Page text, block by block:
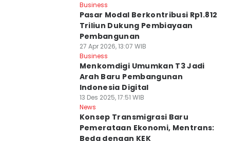
Business
Pasar Modal Berkontribusi Rp1.812
Triliun Dukung Pembiayaan
Pembangunan
27 Apr 2026, 13:07 WIB
Business
Menkomdigi Umumkan T3 Jadi
Arah Baru Pembangunan
Indonesia Digital
13 Des 2025, 17:51 WIB
News
Konsep Transmigrasi Baru
Pemerataan Ekonomi, Mentrans:
Beda dengan KEK